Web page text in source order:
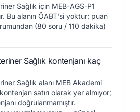
Sağlık için MEB-AGS-P1
Bu alanın ÖABT'si yoktur; puan
(80 soru / 110 dakika)
Sağlık kontenjanı kaç
Sağlık alanı MEB Akademi
satırı olarak yer almıyor;
doğrulanmamıştır.